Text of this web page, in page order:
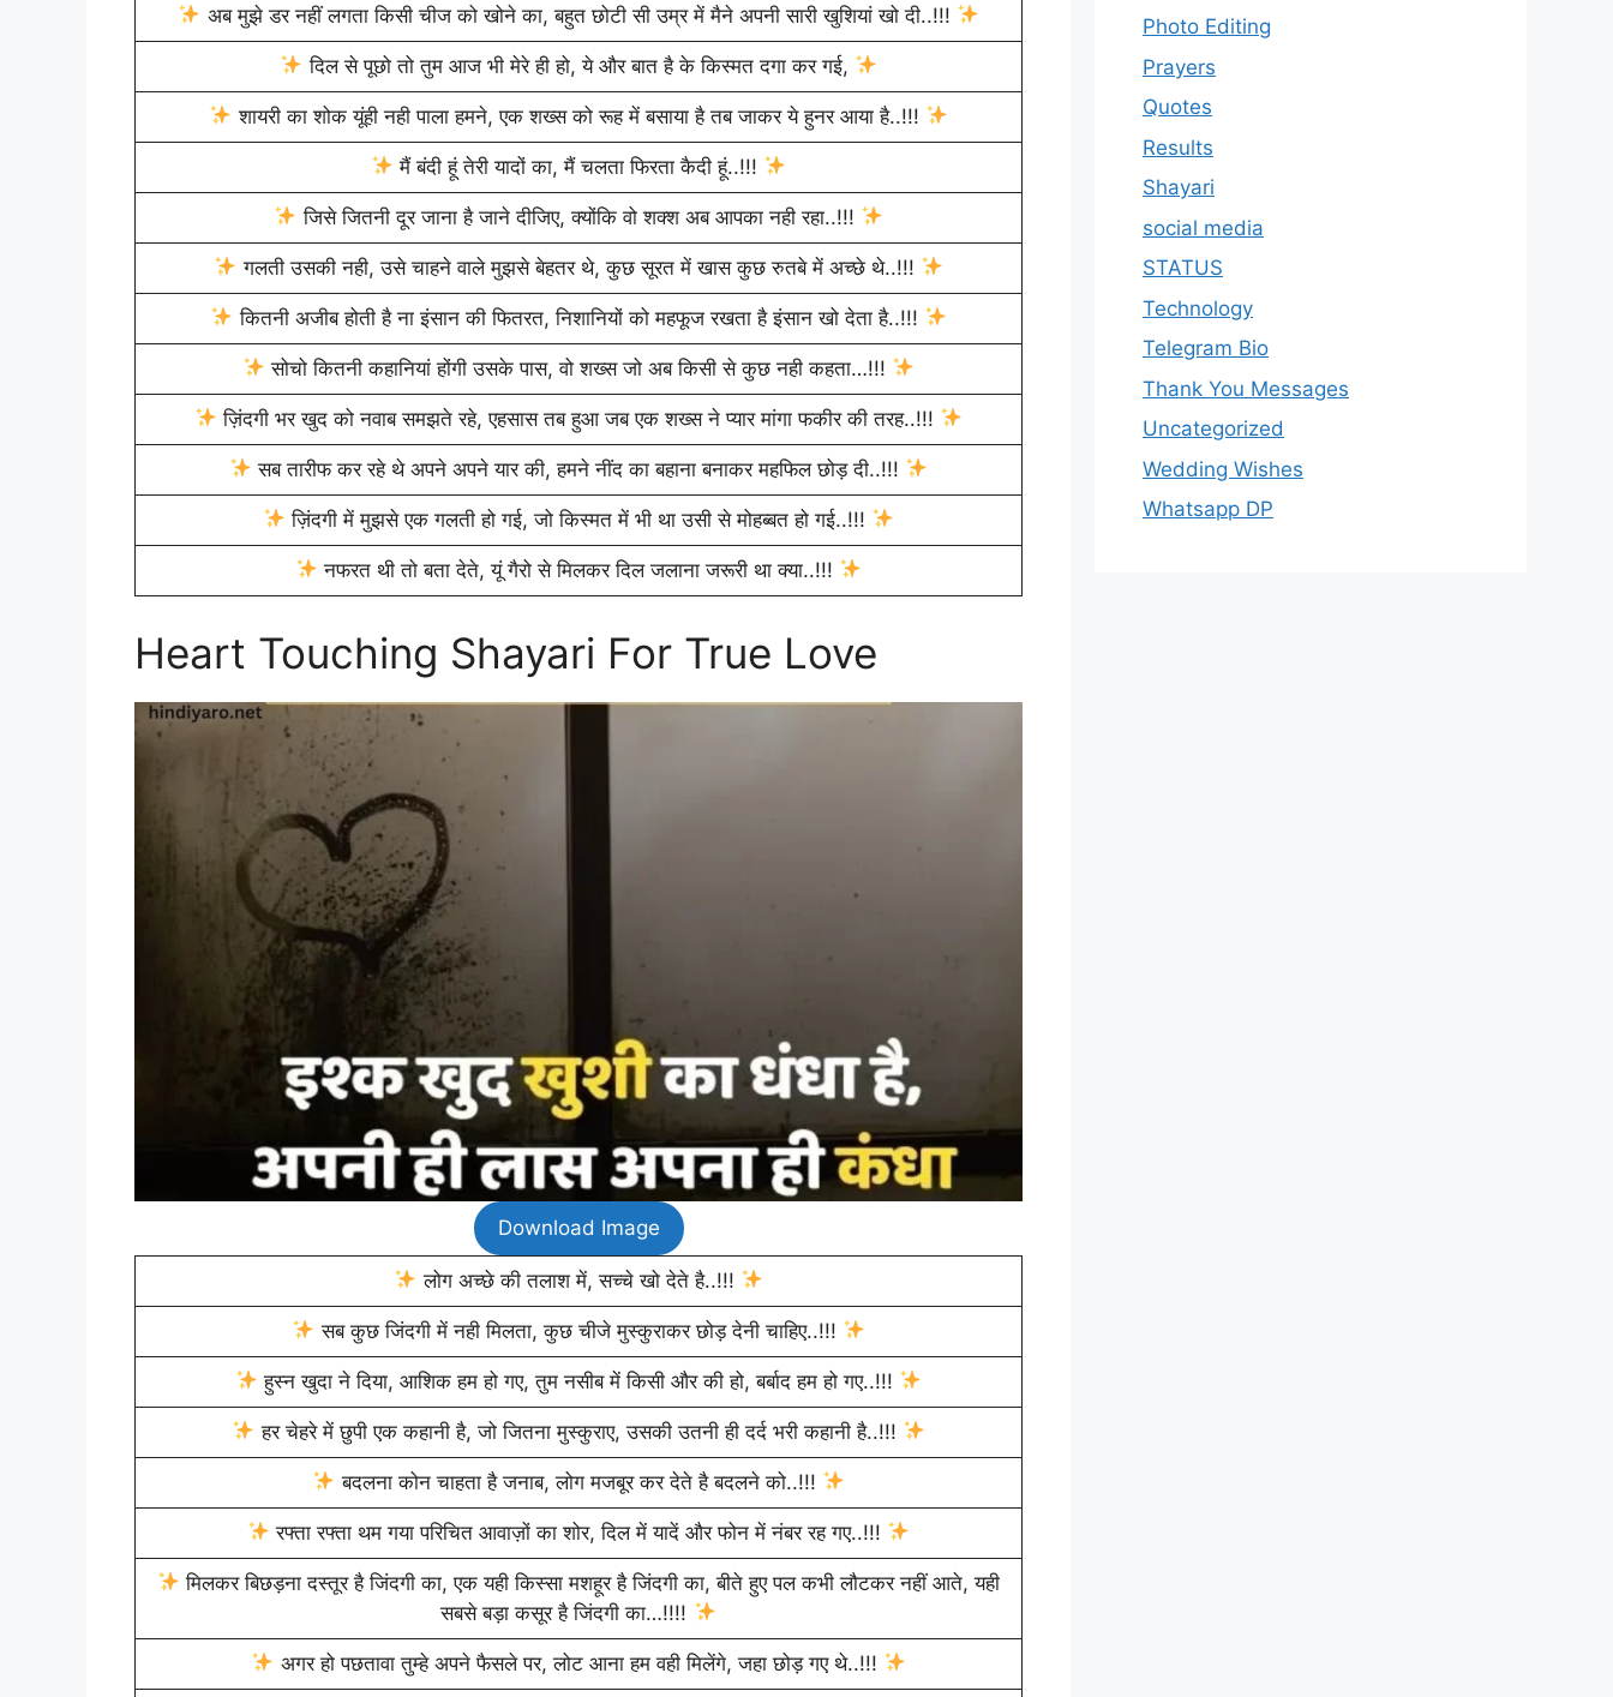
अब मुझे डर नहीं लगता किसी चीज को खोने का, बहुत छोटी सी उम्र में मैने अपनी सारी खुशियां खो दी..!!!
दिल से पूछो तो तुम आज भी मेरे ही हो, ये और बात है के किस्मत दगा कर गई,
शायरी का शोक यूंही नही पाला हमने, एक शख्स को रूह में बसाया है तब जाकर ये हुनर आया है..!!!
मैं बंदी हूं तेरी यादों का, मैं चलता फिरता कैदी हूं..!!!
जिसे जितनी दूर जाना है जाने दीजिए, क्योंकि वो शक्श अब आपका नही रहा..!!!
गलती उसकी नही, उसे चाहने वाले मुझसे बेहतर थे, कुछ सूरत में खास कुछ रुतबे में अच्छे थे..!!!
कितनी अजीब होती है ना इंसान की फितरत, निशानियों को महफूज रखता है इंसान खो देता है..!!!
सोचो कितनी कहानियां होंगी उसके पास, वो शख्स जो अब किसी से कुछ नही कहता…!!!
ज़िंदगी भर खुद को नवाब समझते रहे, एहसास तब हुआ जब एक शख्स ने प्यार मांगा फकीर की तरह..!!!
सब तारीफ कर रहे थे अपने अपने यार की, हमने नींद का बहाना बनाकर महफिल छोड़ दी..!!!
ज़िंदगी में मुझसे एक गलती हो गई, जो किस्मत में भी था उसी से मोहब्बत हो गई..!!!
नफरत थी तो बता देते, यूं गैरो से मिलकर दिल जलाना जरूरी था क्या..!!!
Heart Touching Shayari For True Love
Download Image
लोग अच्छे की तलाश में, सच्चे खो देते है..!!!
सब कुछ जिंदगी में नही मिलता, कुछ चीजे मुस्कुराकर छोड़ देनी चाहिए..!!!
हुस्न खुदा ने दिया, आशिक हम हो गए, तुम नसीब में किसी और की हो, बर्बाद हम हो गए..!!!
हर चेहरे में छुपी एक कहानी है, जो जितना मुस्कुराए, उसकी उतनी ही दर्द भरी कहानी है..!!!
बदलना कोन चाहता है जनाब, लोग मजबूर कर देते है बदलने को..!!!
रफ्ता रफ्ता थम गया परिचित आवाज़ों का शोर, दिल में यादें और फोन में नंबर रह गए..!!!
मिलकर बिछड़ना दस्तूर है जिंदगी का, एक यही किस्सा मशहूर है जिंदगी का, बीते हुए पल कभी लौटकर नहीं आते, यही
सबसे बड़ा कसूर है जिंदगी का…!!!!
अगर हो पछतावा तुम्हे अपने फैसले पर, लोट आना हम वही मिलेंगे, जहा छोड़ गए थे..!!!
Photo Editing
Prayers
Quotes
Results
Shayari
social media
STATUS
Technology
Telegram Bio
Thank You Messages
Uncategorized
Wedding Wishes
Whatsapp DP